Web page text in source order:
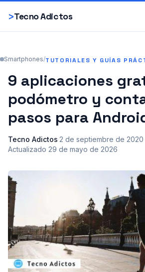
>Tecno Adictos
Smartphones
Smartphones/TUTORIALES Y GUÍAS
9 aplicaciones
podómetro y
pasos para
Tecno Adictos·2 de septiembre de 2020·
Actualizado 29 de mayo de 2026